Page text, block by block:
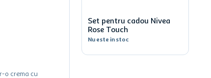
o crema cu
Set pentru cadou Nivea
Rose Touch
Nu este in stoc